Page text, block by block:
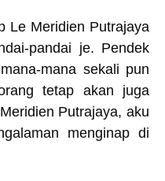
Le Meridien Putrajaya
pandai je. Pendek
mana sekali pun
tetap akan juga
Putrajaya, aku
menginap di